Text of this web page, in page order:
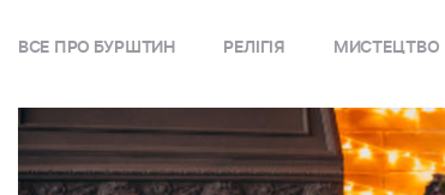
ВСЕ ПРО БУРШТИН РЕЛІГІЯ МИСТЕЦТВО